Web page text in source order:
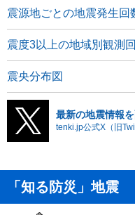
震源地ごとの地震発生回
震度3以上の地域別観測
震央分布図
最新の地震情報
tenki.jp公式X（旧
「知る防災」地震